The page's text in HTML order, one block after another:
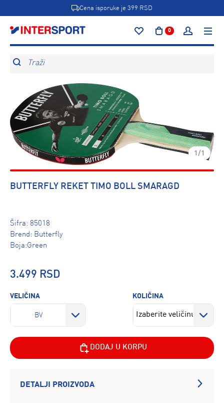
Cena isporuke je 399 RSD
0
Traži
1/1
BUTTERFLY REKET TIMO BOLL SMARAGD
Šifra: 85018
Brend: Butterfly
Boja:Green
3.499 RSD
VELIČINA
BV
KOLIČINA
DODAJ U KORPU
DETALJI PROIZVODA